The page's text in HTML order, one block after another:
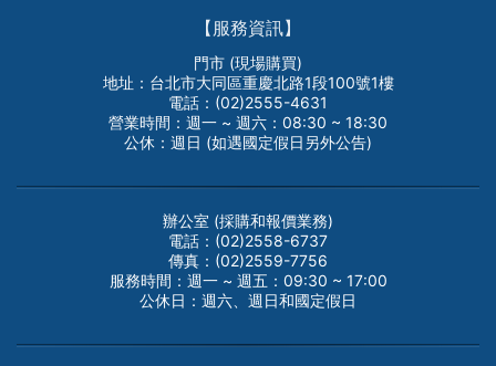
【服務資訊】
門市 (現場購買)
地址：台北市大同區重慶北路1段100號1樓
電話：(02)2555-4631
營業時間：週一 ~ 週六：08:30 ~ 18:30
公休：週日 (如遇國定假日另外公告)
辦公室 (採購和報價業務)
電話：(02)2558-6737
傳真：(02)2559-7756
服務時間：週一 ~ 週五：09:30 ~ 17:00
公休日：週六、週日和國定假日